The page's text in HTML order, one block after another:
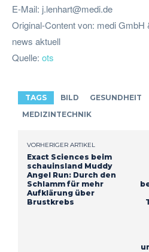
E-Mail: j.lenhart@medi.de
Original-Content von: medi
news aktuell
Quelle: ots
TAGS BILD GESUNDHEIT
MEDIZINTECHNIK
VORHERIGER ARTIKEL
Exact Sciences beim
schauinsland Muddy
Angel Run: Durch den
Schlamm für mehr
Aufklärung über
Brustkrebs